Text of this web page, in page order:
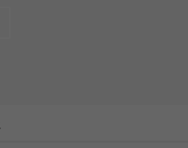
機械のオン/オフを切り替
りします。
まざまな用途に使用され